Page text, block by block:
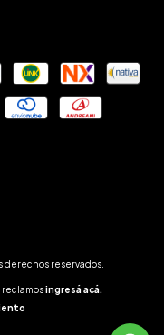
derechos reservados.
reclamosingresá acá.